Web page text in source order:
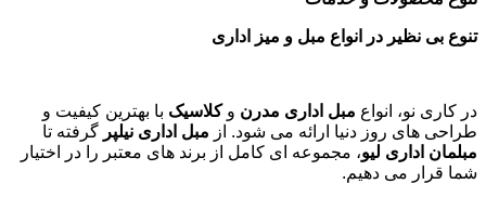
مبلمان اداری لیو ، مجموعه ای کامل از برند های معتبر را در اختیار
شما قرار می دهیم.
اگر به دنبال خرید مبل اداری کلاسیک با طراحی منحصر به فرد و
کیفیت بالا هستید، کاری نو گزینه های متنوعی را برای شما فراهم